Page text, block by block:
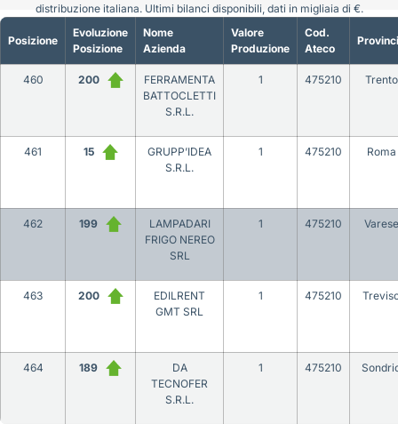
Posizione
Evoluzione
Posizione
Nome
Azienda
Valore
Produzione
Cod.
Ateco
460 200
FERRAMENTA
BATTOCLETTI
S.R.L.
1 475210 Trento
461 15
GRUPP’IDEA
S.R.L.
1 475210 Roma
462 199
LAMPADARI
FRIGO NEREO
SRL
1 475210 Varese
463 200
EDILRENT
GMT SRL
1 475210
464 189
DA
TECNOFER
S.R.L.
1 475210
distribuzione italiana. Ultimi bilanci disponibili, dati in migliaia di €.